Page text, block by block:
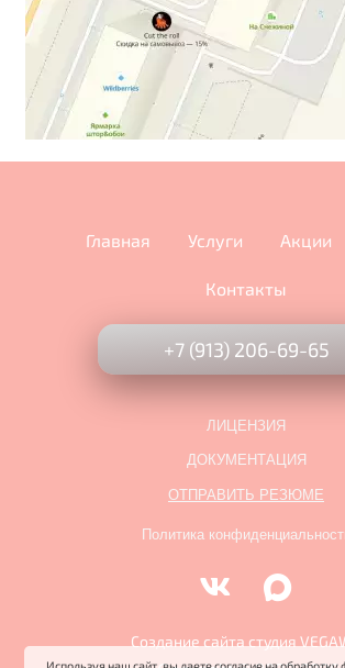
Главная Услуги Акции
Контакты
+7 (913) 206-69-65
ЛИЦЕНЗИЯ
ДОКУМЕНТАЦИЯ
ОТПРАВИТЬ РЕЗЮМЕ
Политика
Создание сайта студия